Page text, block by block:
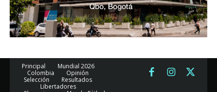
Principal
Mundial 2026
Colombia
Opinión
Selección
Resultados
Libertadores